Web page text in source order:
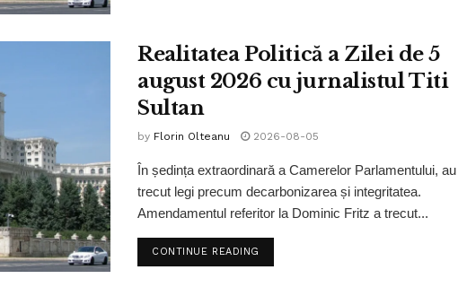
Realitatea Politică a Zilei de 5
august 2026 cu jurnalistul Titi
Sultan
by Florin Olteanu 2026-08-05
În ședința extraordinară a Camerelor Parlamentului, au
trecut legi precum decarbonizarea și integritatea.
Amendamentul referitor la Dominic Fritz a trecut...
CONTINUE READING